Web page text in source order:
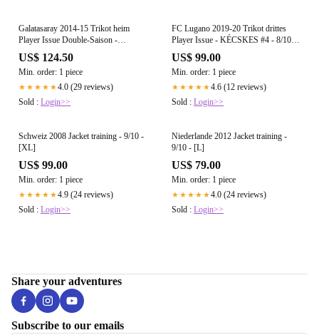
Galatasaray 2014-15 Trikot heim
Player Issue Double-Saison -
XHEMAILI #6 - 5/10 - [S]
US$ 124.50
Min. order: 1 piece
★★★★★4.0 (29 reviews)
Sold : Login>>
FC Lugano 2019-20 Trikot drittes
Player Issue - KÉCSKES #4 - 8/10 -
US$ 99.00
Min. order: 1 piece
★★★★★4.6 (12 reviews)
Sold : Login>>
Schweiz 2008 Jacket training - 9/10 -
[XL]
US$ 99.00
Min. order: 1 piece
★★★★★4.9 (24 reviews)
Sold : Login>>
Niederlande 2012 Jacket training -
9/10 - [L]
US$ 79.00
Min. order: 1 piece
★★★★★4.0 (24 reviews)
Sold : Login>>
Share your adventures
Subscribe to our emails